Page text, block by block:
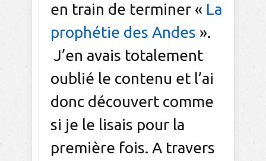
en train de terminer « La
prophétie des Andes ».
J’en avais totalement
oublié le contenu et l’ai
donc découvert comme
si je le lisais pour la
première fois. A travers